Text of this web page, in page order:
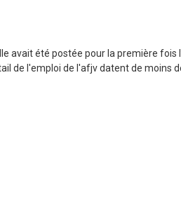
avait été postée pour la première fois
de l'emploi de l'afjv datent de moins